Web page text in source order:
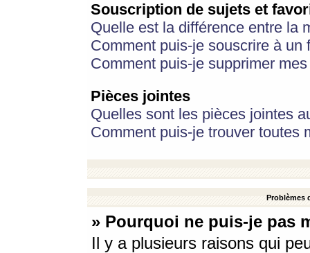
Souscription de sujets et
Quelle est la différence entre la
Comment puis-je souscrire à
Comment puis-je supprimer
Pièces jointes
Quelles sont les pièces jointes
Comment puis-je trouver toutes
Problèmes
» Pourquoi ne puis-je pas
Il y a plusieurs raisons qui